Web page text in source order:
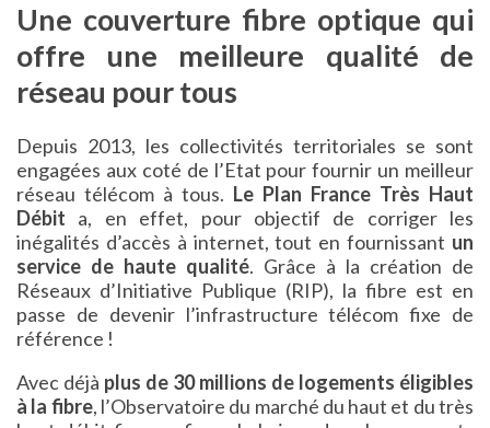
Une couverture fibre optique qui
offre une meilleure qualité de
réseau pour tous
Depuis 2013, les collectivités territoriales se sont
engagées aux coté de l’Etat pour fournir un meilleur
réseau télécom à tous. Le Plan France Très Haut
Débit a, en effet, pour objectif de corriger les
inégalités d’accès à internet, tout en fournissant un
service de haute qualité. Grâce à la création de
Réseaux d’Initiative Publique (RIP), la fibre est en
passe de devenir l’infrastructure télécom fixe de
référence !
Avec déjà plus de 30 millions de logements éligibles
à la fibre, l’Observatoire du marché du haut et du très